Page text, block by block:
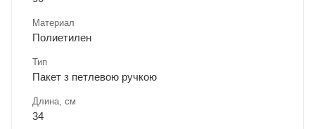
Материал
Полиетилен
Тип
Пакет з петлевою ручкою
Длина, cм
34